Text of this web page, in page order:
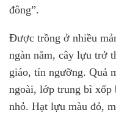
đông”.
Được trồng ở nhiều
ngàn năm, cây lựu trở
giáo, tín ngưỡng. Quả
ngoài, lớp trung bì xốp
nhỏ. Hạt lựu màu đỏ,